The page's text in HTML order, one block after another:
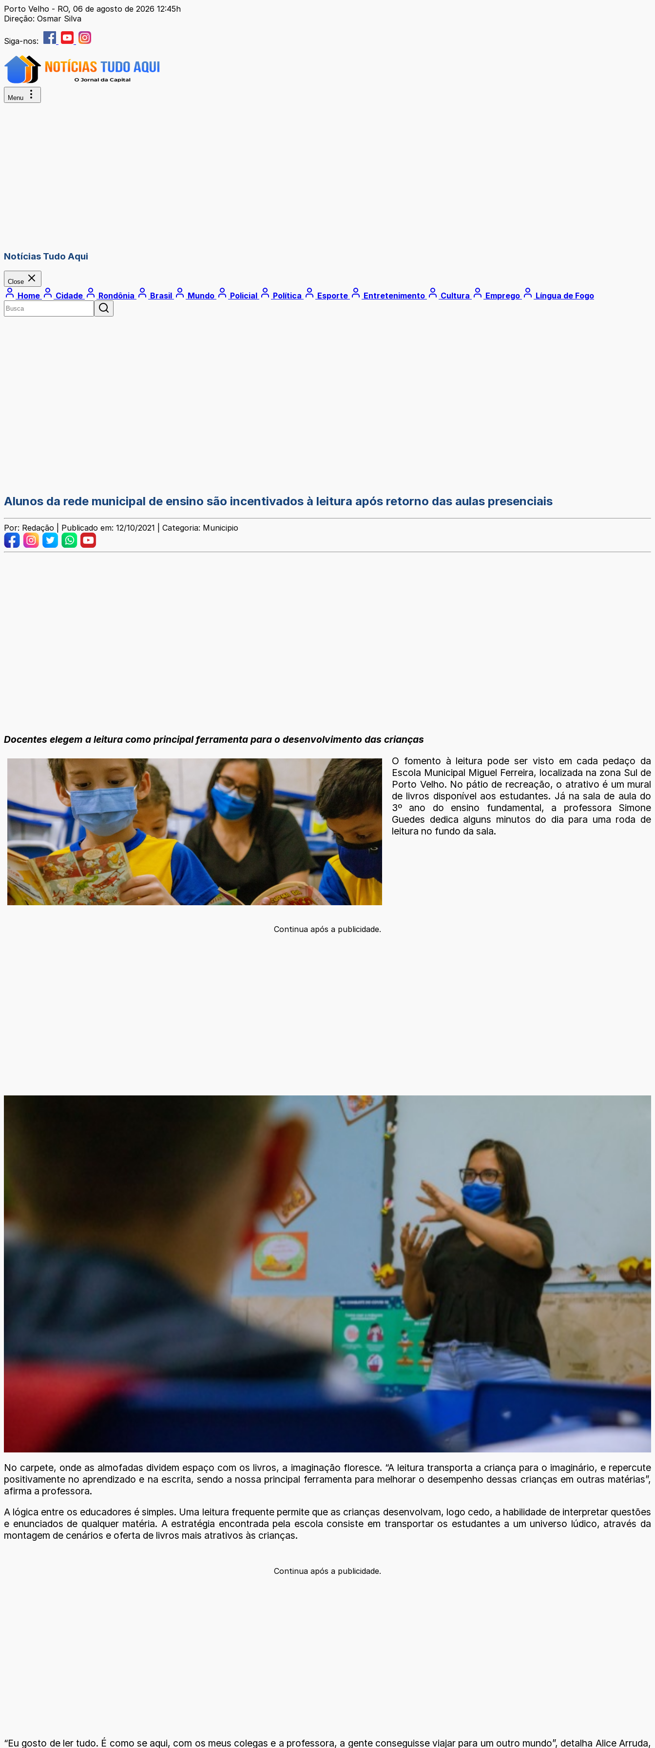
Porto Velho - RO, 06 de agosto de 2026 12:45h
Direção: Osmar Silva
Siga-nos:
Menu
Notícias Tudo Aqui
Close
Home Cidade Rondônia Brasil Mundo Policial Política Esporte Entretenimento Cultura Emprego Língua de Fogo
Alunos da rede municipal de ensino são incentivados à leitura após retorno das aulas presenciais
Por: Redação | Publicado em: 12/10/2021 | Categoria: Municipio
Docentes elegem a leitura como principal ferramenta para o desenvolvimento das crianças
O fomento à leitura pode ser visto em cada pedaço da
Escola Municipal Miguel Ferreira, localizada na zona Sul de
Porto Velho. No pátio de recreação, o atrativo é um mural
de livros disponível aos estudantes. Já na sala de aula do
3º ano do ensino fundamental, a professora Simone
Guedes dedica alguns minutos do dia para uma roda de
leitura no fundo da sala.
Continua após a publicidade.
No carpete, onde as almofadas dividem espaço com os livros, a imaginação floresce. “A leitura transporta a criança para o imaginário, e repercute
positivamente no aprendizado e na escrita, sendo a nossa principal ferramenta para melhorar o desempenho dessas crianças em outras matérias”,
afirma a professora.
A lógica entre os educadores é simples. Uma leitura frequente permite que as crianças desenvolvam, logo cedo, a habilidade de interpretar questões
e enunciados de qualquer matéria. A estratégia encontrada pela escola consiste em transportar os estudantes a um universo lúdico, através da
montagem de cenários e oferta de livros mais atrativos às crianças.
Continua após a publicidade.
“Eu gosto de ler tudo. É como se aqui, com os meus colegas e a professora, a gente conseguisse viajar para um outro mundo”, detalha Alice Arruda,